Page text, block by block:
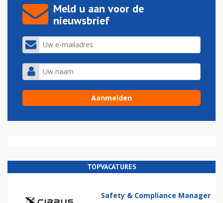
Meld u aan voor de
nieuwsbrief
TOPVACATURES
Safety & Compliance Manager